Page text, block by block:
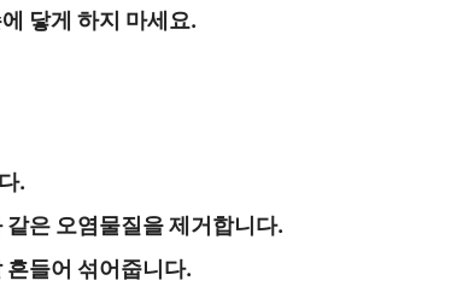
닿게 하지 마세요.
.
같은 오염물질을 제거합니다.
들어 섞어줍니다.